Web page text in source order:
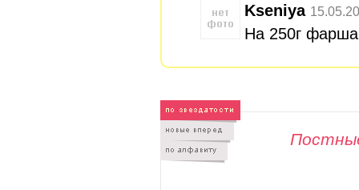
Kseniya
На 250г